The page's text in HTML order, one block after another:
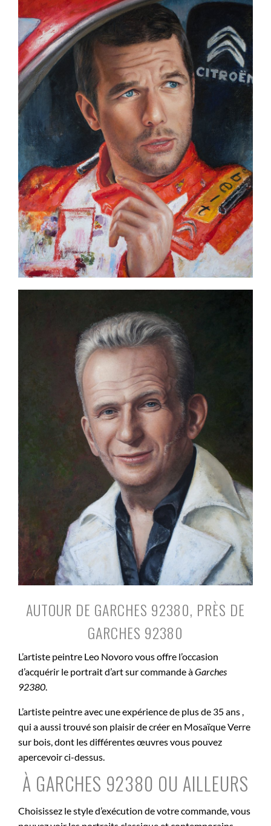
AUTOUR DE GARCHES 92380, PRÈS DE
GARCHES 92380
L’artiste peintre Leo Novoro vous offre l’occasion
d’acquérir le portrait d’art sur commande àGarches
92380.
L’artiste peintre avec une expérience de plus de 35 ans ,
qui a aussi trouvé son plaisir de créer en Mosaïque Verre
sur bois, dont les différentes œuvres vous pouvez
apercevoir ci-dessus.
À GARCHES 92380 OU AILLEURS
Choisissez le style d’exécution de votre commande, vous